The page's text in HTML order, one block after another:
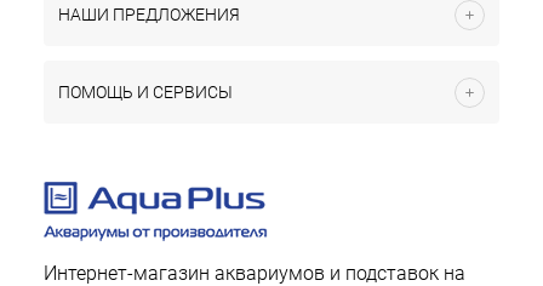
НАШИ ПРЕДЛОЖЕНИЯ
ПОМОЩЬ И СЕРВИСЫ
Интернет-магазин аквариумов и подставок на